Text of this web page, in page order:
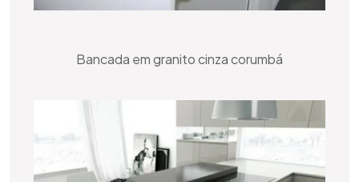
Bancada em granito cinza corumbá